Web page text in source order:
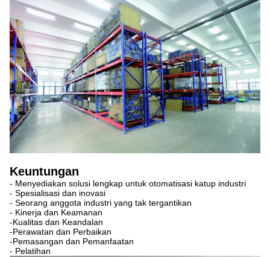
Keuntungan
- Menyediakan solusi lengkap untuk otomatisasi katup industri
- Spesialisasi dan inovasi
- Seorang anggota industri yang tak tergantikan
- Kinerja dan Keamanan
-Kualitas dan Keandalan
-Perawatan dan Perbaikan
-Pemasangan dan Pemanfaatan
- Pelatihan